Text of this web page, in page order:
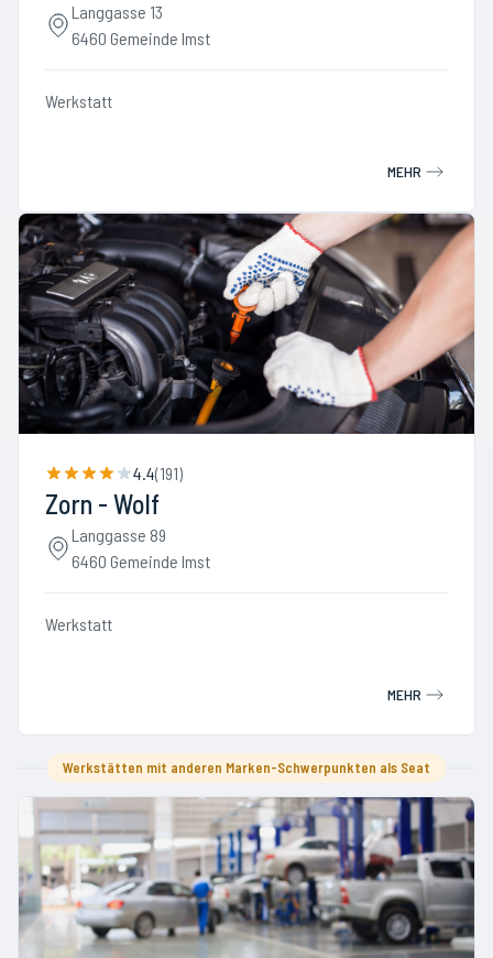
Langgasse 13
6460 Gemeinde Imst
Werkstatt
MEHR
4.4(191)
Zorn - Wolf
Langgasse 89
6460 Gemeinde Imst
Werkstatt
MEHR
Werkstätten mit anderen Marken-Schwerpunkten als Seat